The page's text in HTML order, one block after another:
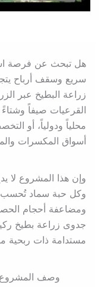
هل تبحث عن فرصة
سريع وسقف أرباح
زراعة البطيخ عبر
القرعيات صيفاً
محلياً ودولياً، أو
أسواق المكسرات
وإن هذا المشروع لا
وكل حبة سماد تُحسب
ومضاعفة أحجام
جدوى زراعة بطيخ
مستدامة ذات ربحية
وصف المشروع